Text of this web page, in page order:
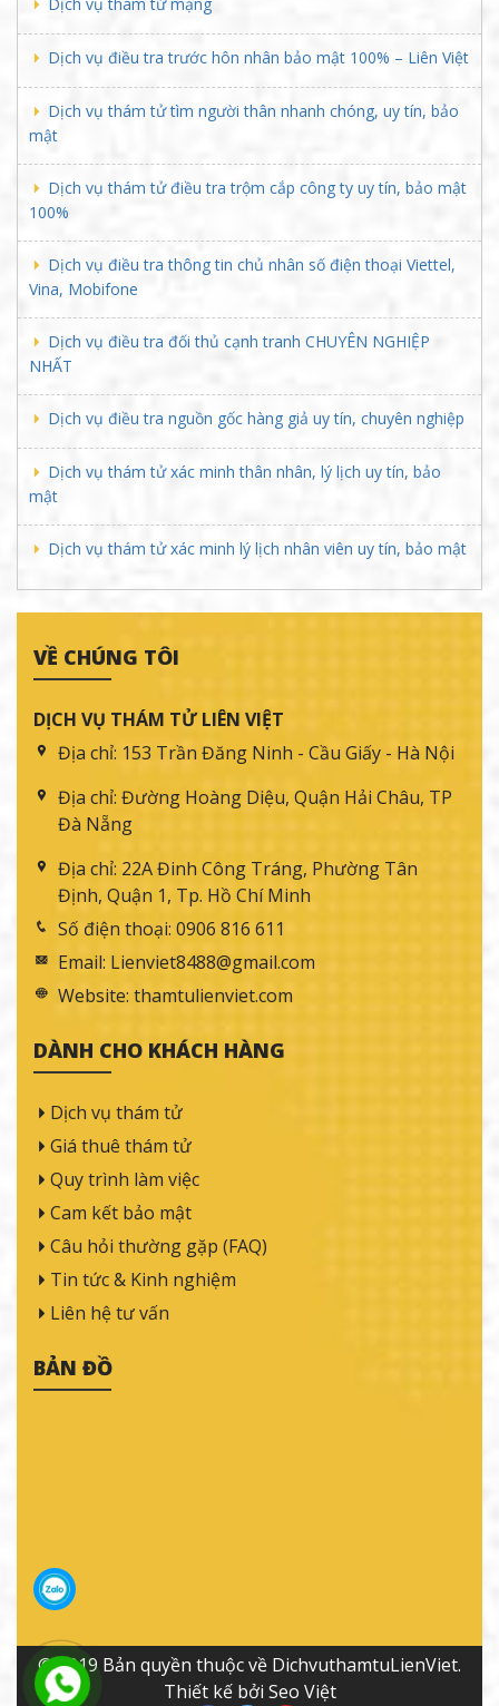
Dịch vụ điều tra trước hôn nhân bảo mật 100% – Liên Việt
Dịch vụ thám tử tìm người thân nhanh chóng, uy tín, bảo
mật
Dịch vụ thám tử điều tra trộm cắp công ty uy tín, bảo mật
100%
Dịch vụ điều tra thông tin chủ nhân số điện thoại Viettel,
Vina, Mobifone
Dịch vụ điều tra đối thủ cạnh tranh CHUYÊN NGHIỆP
NHẤT
Dịch vụ điều tra nguồn gốc hàng giả uy tín, chuyên nghiệp
Dịch vụ thám tử xác minh thân nhân, lý lịch uy tín, bảo
mật
Dịch vụ thám tử xác minh lý lịch nhân viên uy tín, bảo mật
VỀ CHÚNG TÔI
DỊCH VỤ THÁM TỬ LIÊN VIỆT
Địa chỉ: 153 Trần Đăng Ninh - Cầu Giấy - Hà Nội
Địa chỉ: Đường Hoàng Diệu, Quận Hải Châu, TP
Đà Nẵng
Địa chỉ: 22A Đinh Công Tráng, Phường Tân
Định, Quận 1, Tp. Hồ Chí Minh
Số điện thoại: 0906 816 611
Email: Lienviet8488@gmail.com
Website: thamtulienviet.com
DÀNH CHO KHÁCH HÀNG
Dịch vụ thám tử
Giá thuê thám tử
Quy trình làm việc
Cam kết bảo mật
Câu hỏi thường gặp (FAQ)
Tin tức & Kinh nghiệm
Liên hệ tư vấn
BẢN ĐỒ
© 2019 Bản quyền thuộc về DichvuthamtuLienViet.
Thiết kế bởi Seo Việt